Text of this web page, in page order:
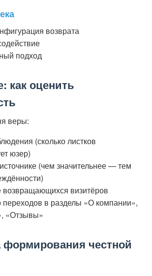
возврата
подход
как оценить
веры:
(сколько листков
юзер)
(чем значительнее — тем
визитёров
переходов в разделы «О компании»,
«Отзывы»
формирования честной